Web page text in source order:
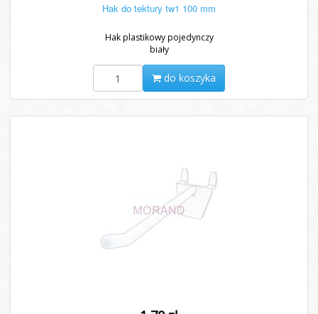
Hak do tektury tw1 100 mm
Hak plastikowy pojedynczy
biały
do koszyka